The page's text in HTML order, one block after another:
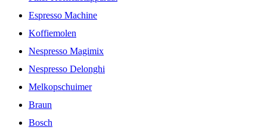
Espresso Machine
Koffiemolen
Nespresso Magimix
Nespresso Delonghi
Melkopschuimer
Braun
Bosch